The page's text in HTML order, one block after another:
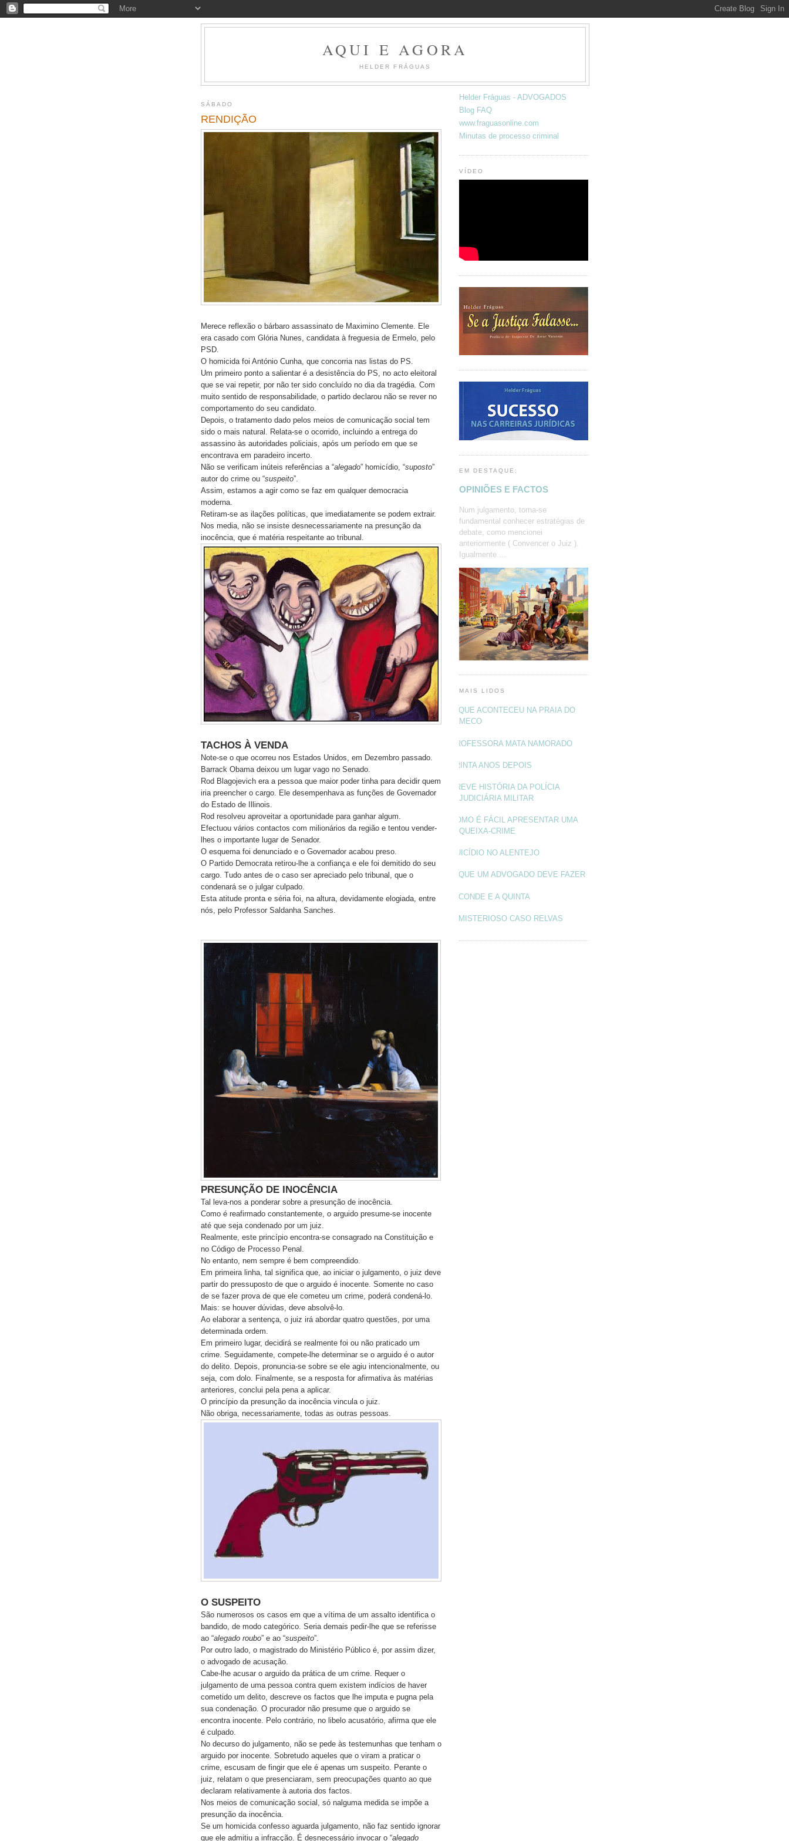
AQUI E AGORA
HELDER FRÁGUAS
SÁBADO
RENDIÇÃO
Merece reflexão o bárbaro assassinato de Maximino Clemente. Ele
era casado com Glória Nunes, candidata à freguesia de Ermelo, pelo
PSD.
O homicida foi António Cunha, que concorria nas listas do PS.
Um primeiro ponto a salientar é a desistência do PS, no acto eleitoral
que se vai repetir, por não ter sido concluído no dia da tragédia. Com
muito sentido de responsabilidade, o partido declarou não se rever no
comportamento do seu candidato.
Depois, o tratamento dado pelos meios de comunicação social tem
sido o mais natural. Relata-se o ocorrido, incluindo a entrega do
assassino às autoridades policiais, após um período em que se
encontrava em paradeiro incerto.
Não se verificam inúteis referências a “alegado” homicídio, “suposto”
autor do crime ou “suspeito”.
Assim, estamos a agir como se faz em qualquer democracia
moderna.
Retiram-se as ilações políticas, que imediatamente se podem extrair.
Nos media, não se insiste desnecessariamente na presunção da
inocência, que é matéria respeitante ao tribunal.
TACHOS À VENDA
Note-se o que ocorreu nos Estados Unidos, em Dezembro passado.
Barrack Obama deixou um lugar vago no Senado.
Rod Blagojevich era a pessoa que maior poder tinha para decidir quem
iria preencher o cargo. Ele desempenhava as funções de Governador
do Estado de Illinois.
Rod resolveu aproveitar a oportunidade para ganhar algum.
Efectuou vários contactos com milionários da região e tentou vender-
lhes o importante lugar de Senador.
O esquema foi denunciado e o Governador acabou preso.
O Partido Democrata retirou-lhe a confiança e ele foi demitido do seu
cargo. Tudo antes de o caso ser apreciado pelo tribunal, que o
condenará se o julgar culpado.
Esta atitude pronta e séria foi, na altura, devidamente elogiada, entre
nós, pelo Professor Saldanha Sanches.
PRESUNÇÃO DE INOCÊNCIA
Tal leva-nos a ponderar sobre a presunção de inocência.
Como é reafirmado constantemente, o arguido presume-se inocente
até que seja condenado por um juiz.
Realmente, este princípio encontra-se consagrado na Constituição e
no Código de Processo Penal.
No entanto, nem sempre é bem compreendido.
Em primeira linha, tal significa que, ao iniciar o julgamento, o juiz deve
partir do pressuposto de que o arguido é inocente. Somente no caso
de se fazer prova de que ele cometeu um crime, poderá condená-lo.
Mais: se houver dúvidas, deve absolvê-lo.
Ao elaborar a sentença, o juiz irá abordar quatro questões, por uma
determinada ordem.
Em primeiro lugar, decidirá se realmente foi ou não praticado um
crime. Seguidamente, compete-lhe determinar se o arguido é o autor
do delito. Depois, pronuncia-se sobre se ele agiu intencionalmente, ou
seja, com dolo. Finalmente, se a resposta for afirmativa às matérias
anteriores, conclui pela pena a aplicar.
O princípio da presunção da inocência vincula o juiz.
Não obriga, necessariamente, todas as outras pessoas.
O SUSPEITO
São numerosos os casos em que a vítima de um assalto identifica o
bandido, de modo categórico. Seria demais pedir-lhe que se referisse
ao “alegado roubo” e ao “suspeito”.
Por outro lado, o magistrado do Ministério Público é, por assim dizer,
o advogado de acusação.
Cabe-lhe acusar o arguido da prática de um crime. Requer o
julgamento de uma pessoa contra quem existem indícios de haver
cometido um delito, descreve os factos que lhe imputa e pugna pela
sua condenação. O procurador não presume que o arguido se
encontra inocente. Pelo contrário, no libelo acusatório, afirma que ele
é culpado.
No decurso do julgamento, não se pede às testemunhas que tenham o
arguido por inocente. Sobretudo aqueles que o viram a praticar o
crime, escusam de fingir que ele é apenas um suspeito. Perante o
juiz, relatam o que presenciaram, sem preocupações quanto ao que
declaram relativamente à autoria dos factos.
Nos meios de comunicação social, só nalguma medida se impõe a
presunção da inocência.
Se um homicida confesso aguarda julgamento, não faz sentido ignorar
que ele admitiu a infracção. É desnecessário invocar o “alegado
Helder Fráguas - ADVOGADOS
Blog FAQ
www.fraguasonline.com
Minutas de processo criminal
VÍDEO
EM DESTAQUE:
OPINIÕES E FACTOS
Num julgamento, torna-se
fundamental conhecer estratégias de
debate, como mencionei
anteriormente ( Convencer o Juiz ).
Igualmente ...
MAIS LIDOS
O QUE ACONTECEU NA PRAIA DO
MECO
PROFESSORA MATA NAMORADO
TRINTA ANOS DEPOIS
BREVE HISTÓRIA DA POLÍCIA
JUDICIÁRIA MILITAR
COMO É FÁCIL APRESENTAR UMA
QUEIXA-CRIME
SUICÍDIO NO ALENTEJO
O QUE UM ADVOGADO DEVE FAZER
O CONDE E A QUINTA
O MISTERIOSO CASO RELVAS